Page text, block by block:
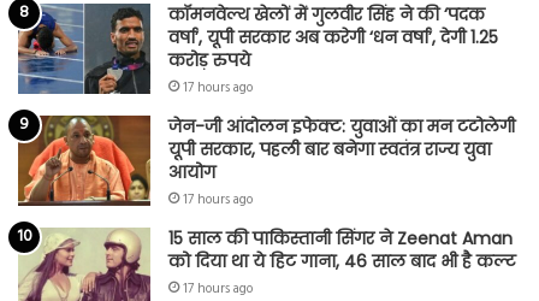
कॉमनवेल्थ खेलों में गुलवीर सिंह ने की ‘पदक
वर्षा’, यूपी सरकार अब करेगी ‘धन वर्षा’, देगी 1.25
करोड़ रुपये
17 hours ago
जेन-जी आंदोलन इफेक्ट: युवाओं का मन टटोलेगी
यूपी सरकार, पहली बार बनेगा स्वतंत्र राज्य युवा
आयोग
17 hours ago
15 साल की पाकिस्तानी सिंगर ने Zeenat Aman
को दिया था ये हिट गाना, 46 साल बाद भी है कल्ट
17 hours ago